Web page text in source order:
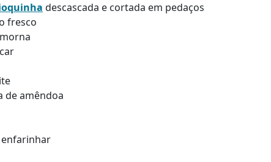
descascada e cortada em pedaços
fresco
de amêndoa
enfarinhar